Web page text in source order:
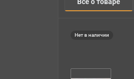
Все о товаре
Нет в наличии